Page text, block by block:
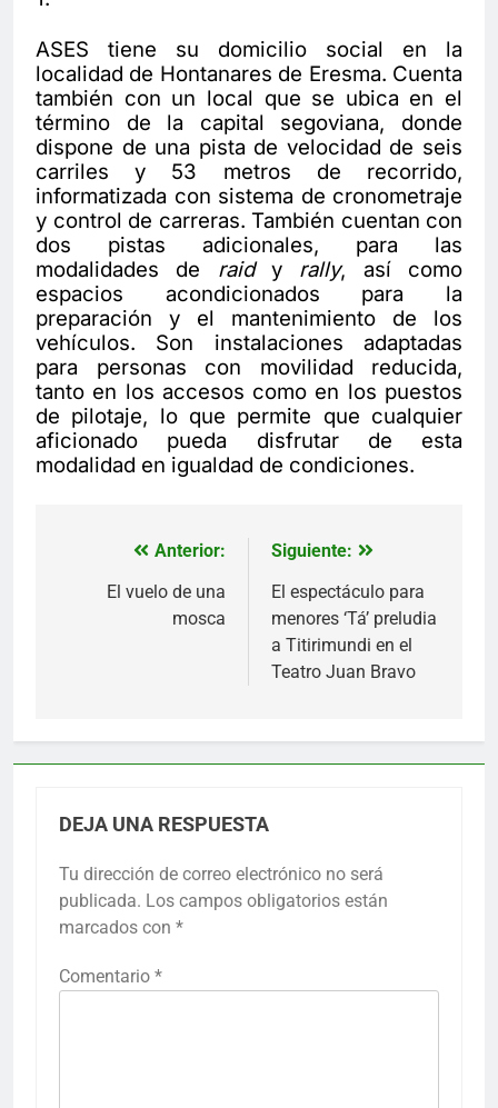
ASES tiene su domicilio social en la
localidad de Hontanares de Eresma. Cuenta
también con un local que se ubica en el
término de la capital segoviana, donde
dispone de una pista de velocidad de seis
carriles y 53 metros de recorrido,
informatizada con sistema de cronometraje
y control de carreras. También cuentan con
dos pistas adicionales, para las
modalidades de raidy rally, así como
espacios acondicionados para la
preparación y el mantenimiento de los
vehículos. Son instalaciones adaptadas
para personas con movilidad reducida,
tanto en los accesos como en los puestos
de pilotaje, lo que permite que cualquier
aficionado pueda disfrutar de esta
modalidad en igualdad de condiciones.
Navegación
Anterior:
El vuelo de una
mosca
Siguiente:
El espectáculo para
menores ‘Tá’ preludia
a Titirimundi en el
Teatro Juan Bravo
DEJA UNA RESPUESTA
Tu dirección de correo electrónico no será
publicada. Los campos obligatorios están
marcados con *
Comentario *